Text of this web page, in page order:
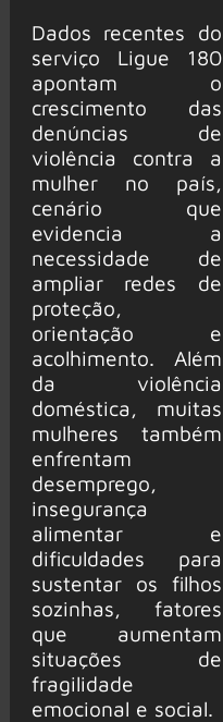
Dados recentes do
serviço Ligue 180
apontam o
crescimento das
denúncias de
violência contra a
mulher no país,
cenário que
evidencia a
necessidade de
ampliar redes de
proteção,
orientação e
acolhimento. Além
da violência
doméstica, muitas
mulheres também
enfrentam
desemprego,
insegurança
alimentar e
dificuldades para
sustentar os filhos
sozinhas, fatores
que aumentam
situações de
fragilidade
emocional e social.